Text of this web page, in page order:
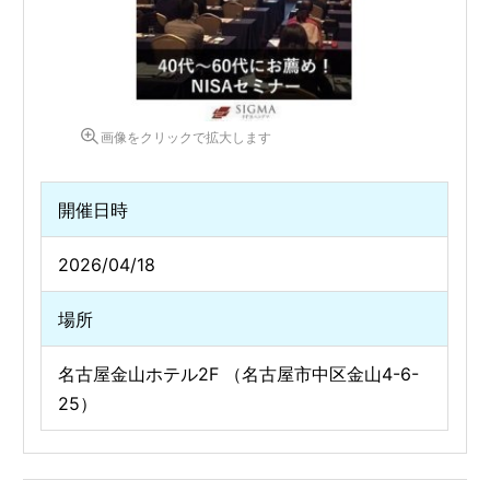
画像をクリックで拡大します
開催日時
2026/04/18
場所
名古屋金山ホテル2F （名古屋市中区金山4-6-
25）